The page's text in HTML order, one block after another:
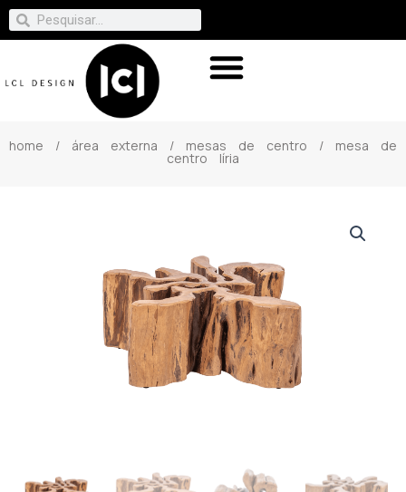
home / área externa / mesas de centro / mesa de
centro líria